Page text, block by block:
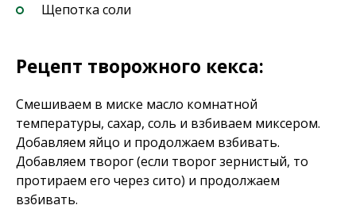
Щепотка соли
Рецепт творожного кекса:
Смешиваем в миске масло комнатной
температуры, сахар, соль и взбиваем миксером.
Добавляем яйцо и продолжаем взбивать.
Добавляем творог (если творог зернистый, то
протираем его через сито) и продолжаем
взбивать.